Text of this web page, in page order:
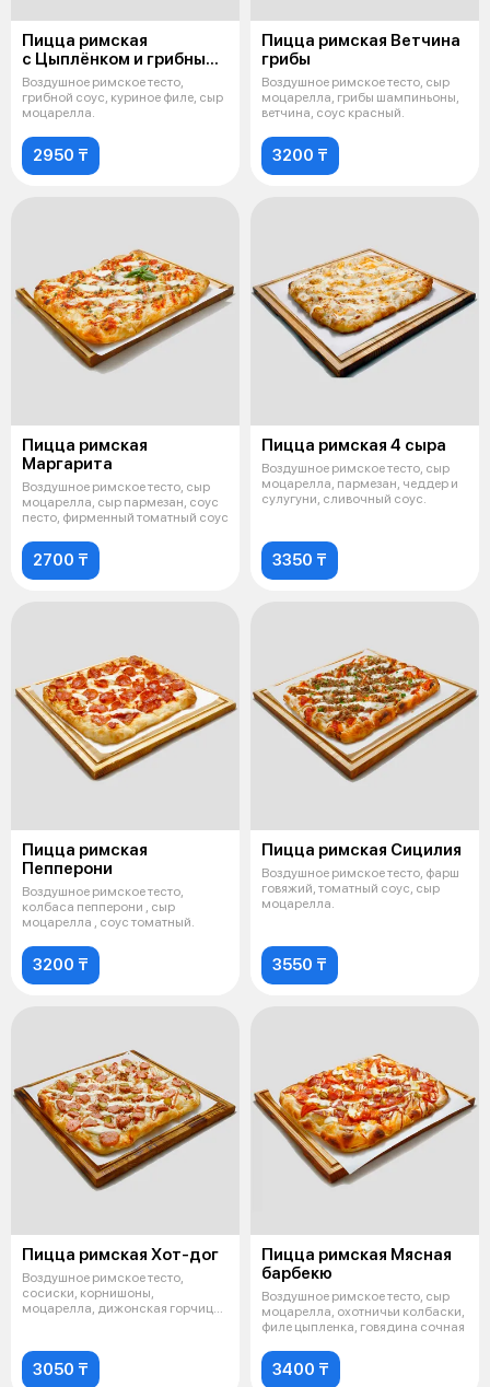
Пицца римская
с Цыплёнком и грибным
жульеном
Воздушное римское тесто,
грибной соус, куриное филе, сыр
моцарелла.
2950 ₸
Пицца римская Ветчина
грибы
Воздушное римское тесто, сыр
моцарелла, грибы шампиньоны,
ветчина, соус красный.
3200 ₸
Пицца римская
Маргарита
Воздушное римское тесто, сыр
моцарелла, сыр пармезан, соус
песто, фирменный томатный соус
2700 ₸
Пицца римская 4 сыра
Воздушное римское тесто, сыр
моцарелла, пармезан, чеддер и
сулугуни, сливочный соус.
3350 ₸
Пицца римская
Пепперони
Воздушное римское тесто,
колбаса пепперони , сыр
моцарелла , соус томатный.
3200 ₸
Пицца римская Сицилия
Воздушное римское тесто, фарш
говяжий, томатный соус, сыр
моцарелла.
3550 ₸
Пицца римская Хот-дог
Воздушное римское тесто,
сосиски, корнишоны,
моцарелла, дижонская горчица,
3050 ₸
Пицца римская Мясная
барбекю
Воздушное римское тесто, сыр
моцарелла, охотничьи колбаски,
филе цыпленка, говядина сочная
3400 ₸